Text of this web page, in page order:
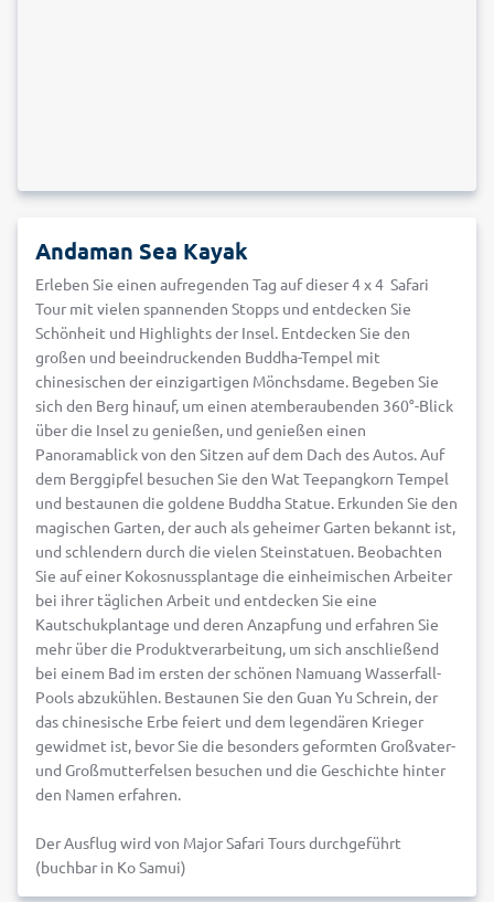
Andaman Sea Kayak
Erleben Sie einen aufregenden Tag auf dieser 4 x 4 Safari
Tour mit vielen spannenden Stopps und entdecken Sie
Schönheit und Highlights der Insel. Entdecken Sie den
großen und beeindruckenden Buddha-Tempel mit
chinesischen der einzigartigen Mönchsdame. Begeben Sie
sich den Berg hinauf, um einen atemberaubenden 360°-Blick
über die Insel zu genießen, und genießen einen
Panoramablick von den Sitzen auf dem Dach des Autos. Auf
dem Berggipfel besuchen Sie den Wat Teepangkorn Tempel
und bestaunen die goldene Buddha Statue. Erkunden Sie den
magischen Garten, der auch als geheimer Garten bekannt ist,
und schlendern durch die vielen Steinstatuen. Beobachten
Sie auf einer Kokosnussplantage die einheimischen Arbeiter
bei ihrer täglichen Arbeit und entdecken Sie eine
Kautschukplantage und deren Anzapfung und erfahren Sie
mehr über die Produktverarbeitung, um sich anschließend
bei einem Bad im ersten der schönen Namuang Wasserfall-
Pools abzukühlen. Bestaunen Sie den Guan Yu Schrein, der
das chinesische Erbe feiert und dem legendären Krieger
gewidmet ist, bevor Sie die besonders geformten Großvater-
und Großmutterfelsen besuchen und die Geschichte hinter
den Namen erfahren.
Der Ausflug wird von Major Safari Tours durchgeführt
(buchbar in Ko Samui)